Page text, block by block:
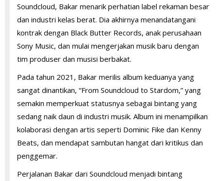
Soundcloud, Bakar menarik perhatian label rekaman besar
dan industri kelas berat. Dia akhirnya menandatangani
kontrak dengan Black Butter Records, anak perusahaan
Sony Music, dan mulai mengerjakan musik baru dengan
tim produser dan musisi berbakat.
Pada tahun 2021, Bakar merilis album keduanya yang
sangat dinantikan, “From Soundcloud to Stardom,” yang
semakin memperkuat statusnya sebagai bintang yang
sedang naik daun di industri musik. Album ini menampilkan
kolaborasi dengan artis seperti Dominic Fike dan Kenny
Beats, dan mendapat sambutan hangat dari kritikus dan
penggemar.
Perjalanan Bakar dari Soundcloud menjadi bintang